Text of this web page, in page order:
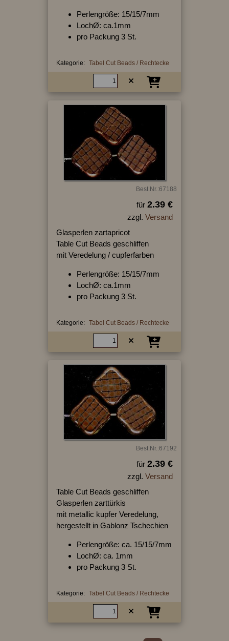
Perlengröße: 15/15/7mm
LochØ: ca.1mm
pro Packung 3 St.
Kategorie: Tabel Cut Beads / Rechtecke
Best.Nr.:67188
für 2.39 €
zzgl. Versand
Glasperlen zartapricot
Table Cut Beads geschliffen
mit Veredelung / cupferfarben
Perlengröße: 15/15/7mm
LochØ: ca.1mm
pro Packung 3 St.
Kategorie: Tabel Cut Beads / Rechtecke
Best.Nr.:67192
für 2.39 €
zzgl. Versand
Table Cut Beads geschliffen
Glasperlen zarttürkis
mit metallic kupfer Veredelung,
hergestellt in Gablonz Tschechien
Perlengröße: ca. 15/15/7mm
LochØ: ca. 1mm
pro Packung 3 St.
Kategorie: Tabel Cut Beads / Rechtecke